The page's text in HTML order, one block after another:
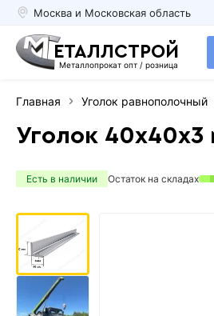
Москва и Московская область
ЕТАЛЛСТРОЙ
Металлопрокат опт / розница
Главная Уголок равнополочный
Уголок 40х40х3
Есть в наличии Остаток на складах